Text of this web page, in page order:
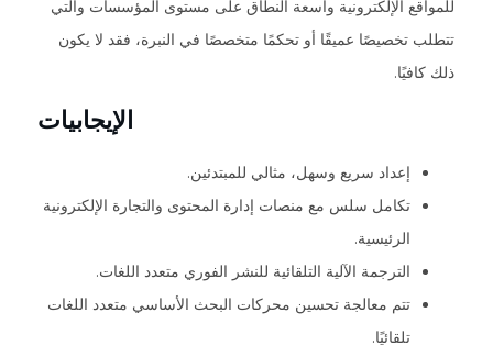
للمواقع الإلكترونية واسعة النطاق على مستوى المؤسسات والتي
تتطلب تخصيصًا عميقًا أو تحكمًا متخصصًا في النبرة، فقد لا يكون
ذلك كافيًا.
الإيجابيات
إعداد سريع وسهل، مثالي للمبتدئين.
تكامل سلس مع منصات إدارة المحتوى والتجارة الإلكترونية
الرئيسية.
الترجمة الآلية التلقائية للنشر الفوري متعدد اللغات.
تتم معالجة تحسين محركات البحث الأساسي متعدد اللغات
تلقائيًا.